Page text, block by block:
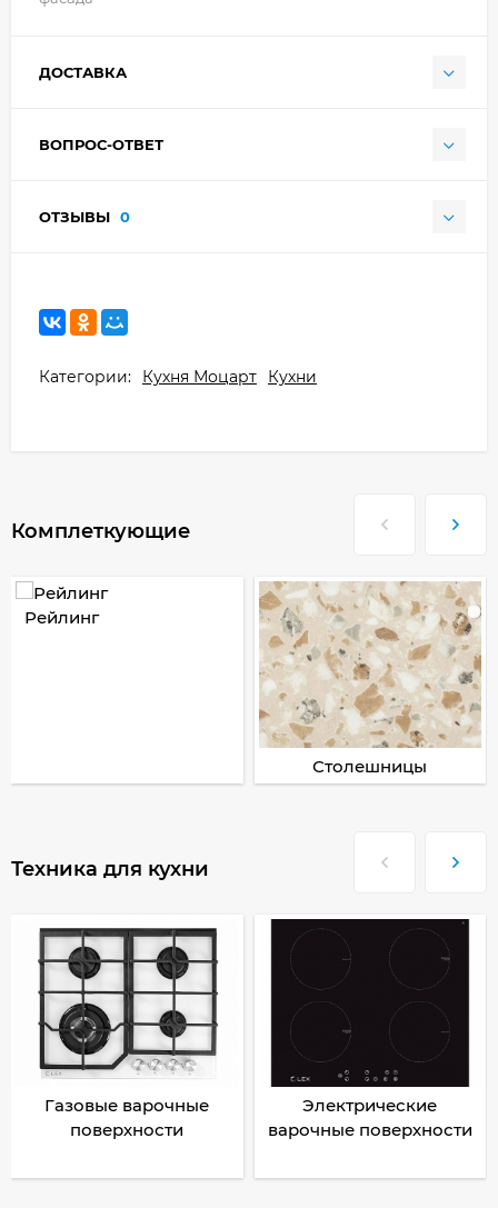
ДОСТАВКА
ВОПРОС-ОТВЕТ
ОТЗЫВЫ 0
Категории: Кухня Моцарт Кухни
Комплеткующие
Рейлинг
Столешницы
Техника для кухни
Газовые варочные
поверхности
Электрические
варочные поверхности